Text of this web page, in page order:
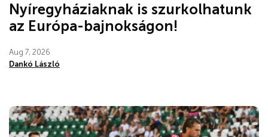
Nyíregyháziaknak is szurkolhatunk
az Európa-bajnokságon!
Aug 7, 2026
Dankó László